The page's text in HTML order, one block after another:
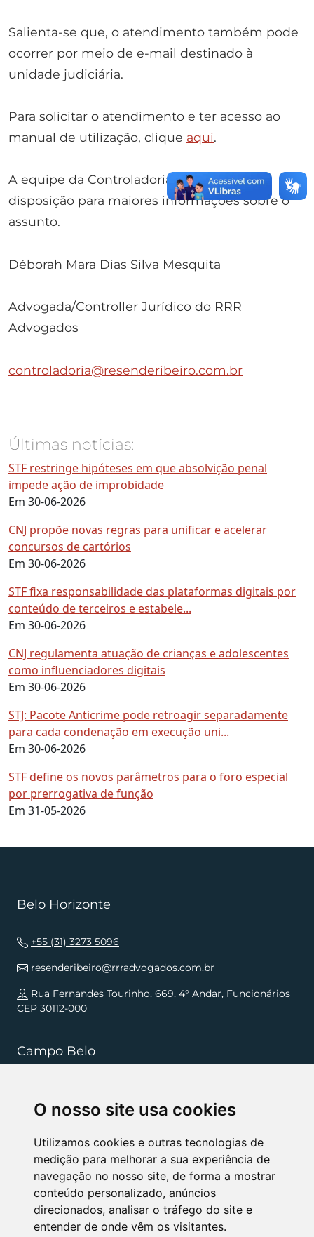
O nosso site usa cookies
Utilizamos cookies e outras tecnologias de
medição para melhorar a sua experiência de
navegação no nosso site, de forma a mostrar
conteúdo personalizado, anúncios
direcionados, analisar o tráfego do site e
entender de onde vêm os visitantes.
Salienta-se que, o atendimento também pode
ocorrer por meio de e-mail destinado à
unidade judiciária.
Para solicitar o atendimento e ter acesso ao
manual de utilização, clique aqui.
A equipe da Controladoria do RRR fica à
disposição para maiores informações sobre o
assunto.
Déborah Mara Dias Silva Mesquita
Advogada/Controller Jurídico do RRR
Advogados
controladoria@resenderibeiro.com.br
Últimas notícias:
STF restringe hipóteses em que absolvição penal
impede ação de improbidade
Em 30-06-2026
CNJ propõe novas regras para unificar e acelerar
concursos de cartórios
Em 30-06-2026
STF fixa responsabilidade das plataformas digitais por
conteúdo de terceiros e estabele...
Em 30-06-2026
CNJ regulamenta atuação de crianças e adolescentes
como influenciadores digitais
Em 30-06-2026
STJ: Pacote Anticrime pode retroagir separadamente
para cada condenação em execução uni...
Em 30-06-2026
STF define os novos parâmetros para o foro especial
por prerrogativa de função
Em 31-05-2026
Belo Horizonte
+55 (31) 3273 5096
resenderibeiro@rrradvogados.com.br
Rua Fernandes Tourinho, 669, 4° Andar, Funcionários
CEP 30112-000
Campo Belo
resenderibeiro.cb@rrradvogados.com.br
Rua João Pinheiro, 181, , Centro CEP 37270-000
NÓS APOIAMOS